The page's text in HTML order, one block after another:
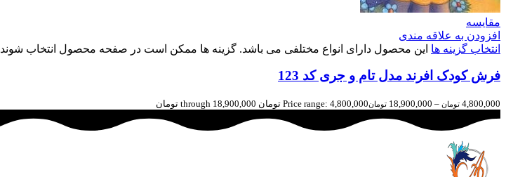
مقایسه
افزودن به علاقه مندی
انتخاب گزینه ها این محصول دارای انواع مختلفی می باشد. گزینه ها ممکن است در صفحه محصول انتخاب شوند
فرش کودک افرند مدل تام و جری کد 123
4,800,000 تومان –
18,900,000 تومانPrice range: 4,800,000 تومان through 18,900,000 تومان